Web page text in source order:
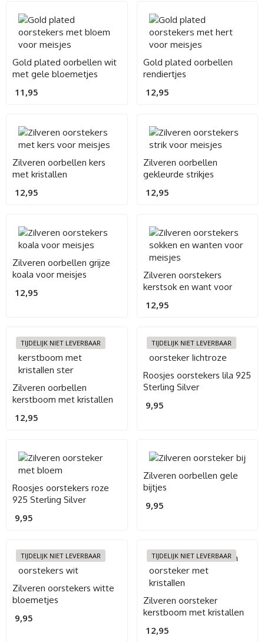
Gold plated oorbellen wit
met gele bloemetjes
11,95
Gold plated oorbellen
rendiertjes
12,95
Zilveren oorbellen kers
met kristallen
12,95
Zilveren oorbellen
gekleurde strikjes
12,95
Zilveren oorbellen grijze
koala voor meisjes
12,95
Zilveren oorstekers
kerstsok en want voor
12,95
TIJDELIJK NIET LEVERBAAR
Zilveren oorbellen
kerstboom met kristallen
12,95
TIJDELIJK NIET LEVERBAAR
Roosjes oorstekers lila 925
Sterling Silver
9,95
Roosjes oorstekers roze
925 Sterling Silver
9,95
Zilveren oorbellen gele
bijtjes
9,95
TIJDELIJK NIET LEVERBAAR
Zilveren oorstekers witte
bloemetjes
9,95
TIJDELIJK NIET LEVERBAAR
Zilveren oorsteker
kerstboom met kristallen
12,95